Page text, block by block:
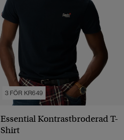
3 FÖR KR649
Essential Kontrastbroderad T-
Shirt